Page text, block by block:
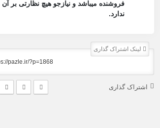
فروشنده میباشد و نیازجو هیچ نظارتی بر آن
ندارد.
لینک اشتراک گذاری
اشتراک گذاری